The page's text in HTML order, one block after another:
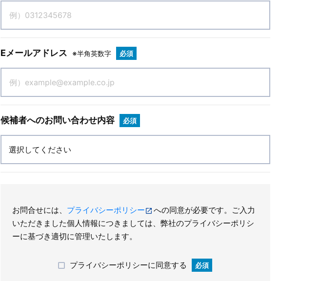
Eメールアドレス ※半角英数字 必須
候補者へのお問い合わせ内容 必須
お問合せには、 プライバシーポリシー
への同意が必要です。ご入力
いただきました個人情報につきましては、弊社のプライバシーポリシ
ーに基づき適切に管理いたします。
プライバシーポリシーに同意する 必須